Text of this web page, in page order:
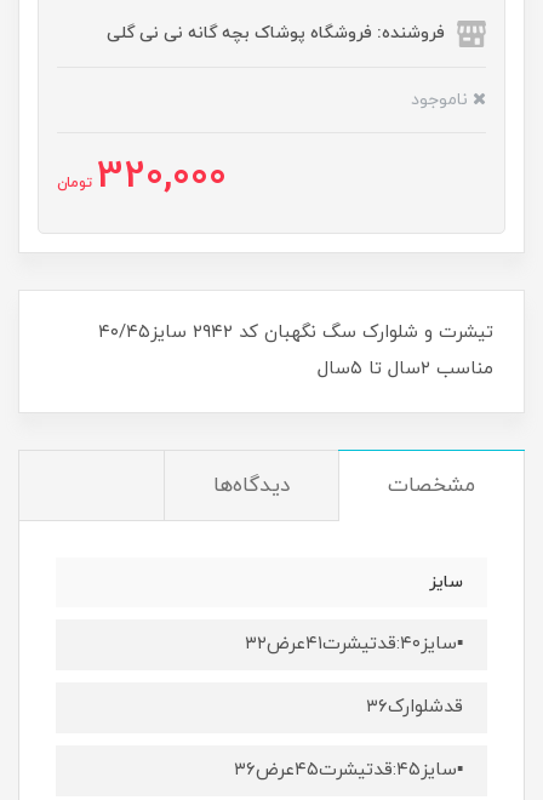
فروشنده: فروشگاه پوشاک بچه گانه نی نی گلی
ناموجود
320,000 تومان
تیشرت و شلوارک سگ نگهبان کد ۲۹۴۲ سایز۴۰/۴۵
مناسب ۲سال تا ۵سال
مشخصات دیدگاه‌ها
سایز
▪️سایز۴۰:قدتیشرت۴۱عرض۳۲
قدشلوارک۳۶
▪️سایز۴۵:قدتیشرت۴۵عرض۳۶